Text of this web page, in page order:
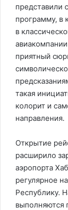
представили
программу, в
в
приятный
такая
колорит и
направления.
Открытие
расширило
аэропорта
регулярное
Республику.
выполняются